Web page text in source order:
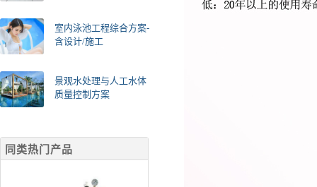
室内泳池工程综合方案-
含设计/施工
景观水处理与人工水体
质量控制方案
同类热门产品